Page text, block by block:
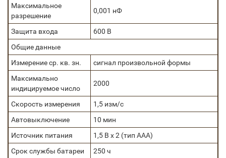
Максимальное
разрешение
0,001 нФ
Защита входа
600 В
Общие данные
Измерение ср. кв. зн.
сигнал произвольной формы
Максимально
индицируемое число
2000
Скорость измерения
1,5 изм/с
Автовыключение
10 мин
Источник питания
1,5 В х 2 (тип ААА)
Срок службы батареи
250 ч